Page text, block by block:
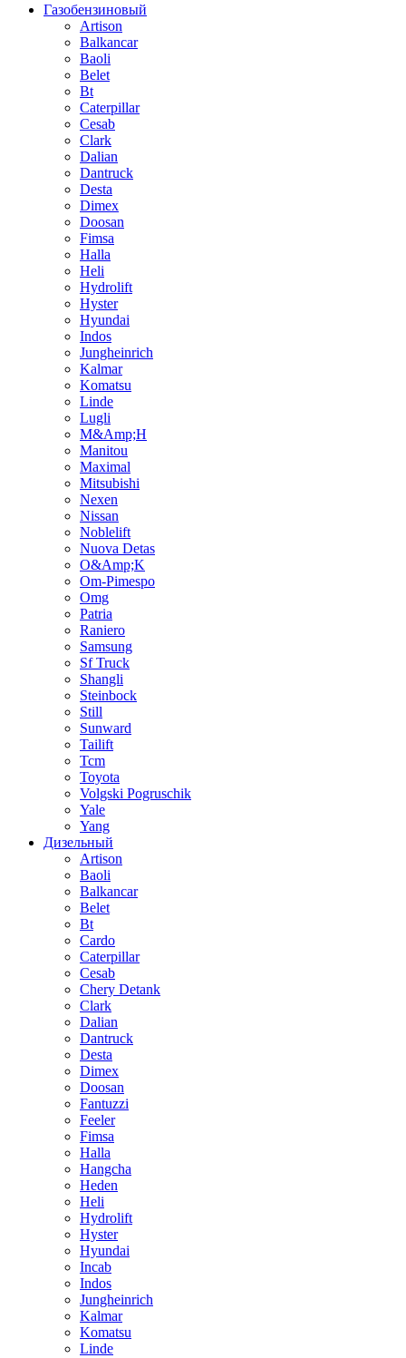
Газобензиновый
Artison
Balkancar
Baoli
Belet
Bt
Caterpillar
Cesab
Clark
Dalian
Dantruck
Desta
Dimex
Doosan
Fimsa
Halla
Heli
Hydrolift
Hyster
Hyundai
Indos
Jungheinrich
Kalmar
Komatsu
Linde
Lugli
M&Amp;H
Manitou
Maximal
Mitsubishi
Nexen
Nissan
Noblelift
Nuova Detas
O&Amp;K
Om-Pimespo
Omg
Patria
Raniero
Samsung
Sf Truck
Shangli
Steinbock
Still
Sunward
Tailift
Tcm
Toyota
Volgski Pogruschik
Yale
Yang
Дизельный
Artison
Baoli
Balkancar
Belet
Bt
Cardo
Caterpillar
Cesab
Chery Detank
Clark
Dalian
Dantruck
Desta
Dimex
Doosan
Fantuzzi
Feeler
Fimsa
Halla
Hangcha
Heden
Heli
Hydrolift
Hyster
Hyundai
Incab
Indos
Jungheinrich
Kalmar
Komatsu
Linde